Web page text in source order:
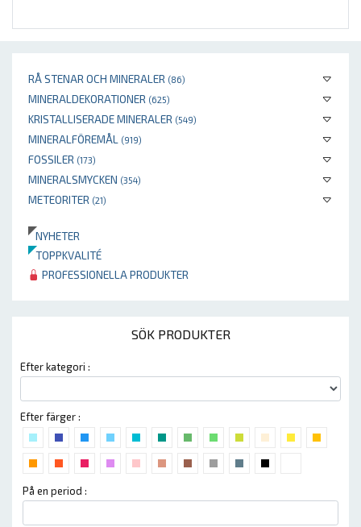
RÅ STENAR OCH MINERALER (86)
MINERALDEKORATIONER (625)
KRISTALLISERADE MINERALER (549)
MINERALFÖREMÅL (919)
FOSSILER (173)
MINERALSMYCKEN (354)
METEORITER (21)
NYHETER
TOPPKVALITÉ
PROFESSIONELLA PRODUKTER
SÖK PRODUKTER
Efter kategori :
Efter färger :
På en period :